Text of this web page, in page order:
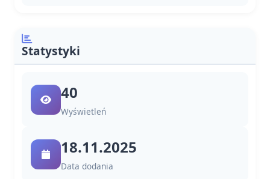
Statystyki
40
Wyświetleń
18.11.2025
Data dodania